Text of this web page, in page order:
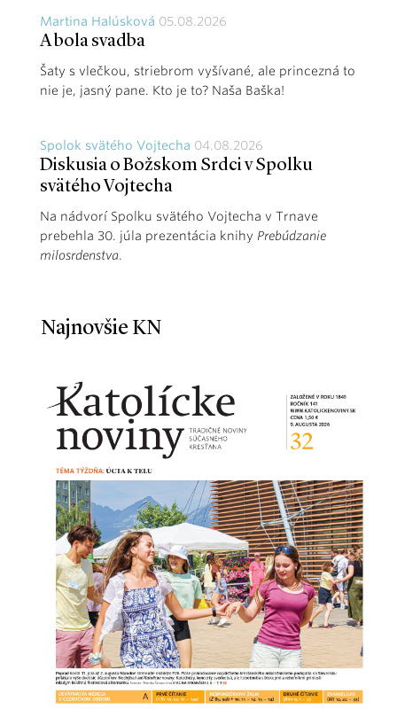
Martina Halúsková 05.08.2026
A bola svadba
Šaty s vlečkou, striebrom vyšívané, ale princezná to
nie je, jasný pane. Kto je to? Naša Baška!
Spolok svätého Vojtecha 04.08.2026
Diskusia o Božskom Srdci v Spolku
svätého Vojtecha
Na nádvorí Spolku svätého Vojtecha v Trnave
prebehla 30. júla prezentácia knihy Prebúdzanie
milosrdenstva.
Najnovšie KN